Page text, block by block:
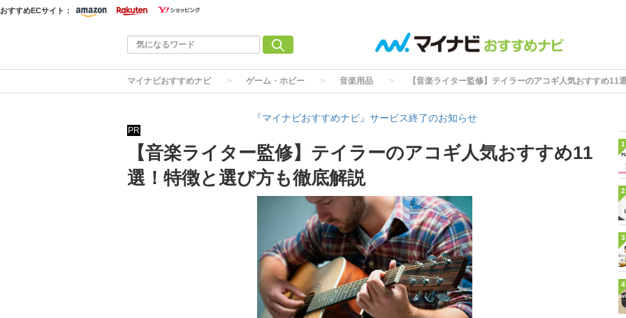
おすすめECサイト：
マイナビおすすめナビ ゲーム・ホビー 音楽用品 【音楽ライター監修】テイラーのアコギ人気おすすめ11
『マイナビおすすめナビ』サービス終了のお知らせ
PR
【音楽ライター監修】テイラーのアコギ人気おすすめ11
選！特徴と選び方も徹底解説
1
2
3
4